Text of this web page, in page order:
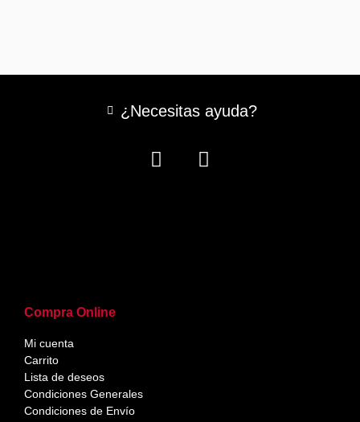
Compra Online
Mi cuenta
Carrito
Lista de deseos
Condiciones Generales
Condiciones de Envío
¿Necesitas ayuda?